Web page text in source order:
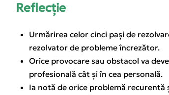
Reflecție
Urmărirea celor cinci pași de
rezolvator de probleme încrezător.
Orice provocare sau obstacol va
profesională cât și în cea personală.
Ia notă de orice problemă